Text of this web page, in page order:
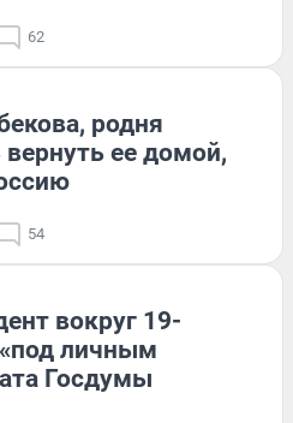
62
родня
ее домой,
54
вокруг 19-
личным
Госдумы